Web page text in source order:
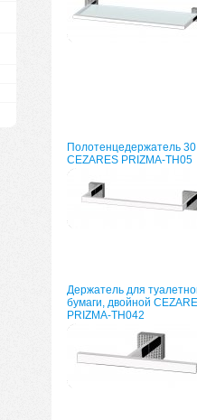
Полотенцедержатель
CEZARES PRIZMA-TH05
Держатель для
бумаги, двойной
PRIZMA-TH042